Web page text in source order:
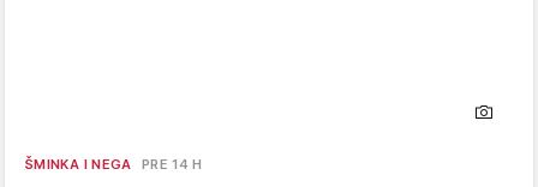
ŠMINKA I NEGA PRE 14 H